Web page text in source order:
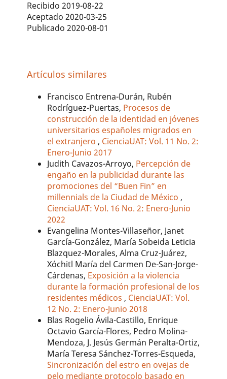
Recibido 2019-08-22
Aceptado 2020-03-25
Publicado 2020-08-01
Artículos similares
Francisco Entrena-Durán, Rubén
Rodríguez-Puertas, Procesos de
construcción de la identidad en jóvenes
universitarios españoles migrados en
el extranjero, CienciaUAT: Vol. 11 No. 2:
Enero-Junio 2017
Judith Cavazos-Arroyo, Percepción de
engaño en la publicidad durante las
promociones del “Buen Fin” en
millennials de la Ciudad de México,
CienciaUAT: Vol. 16 No. 2: Enero-Junio
2022
Evangelina Montes-Villaseñor, Janet
García-González, María Sobeida Leticia
Blazquez-Morales, Alma Cruz-Juárez,
Xóchitl María del Carmen De-San-Jorge-
Cárdenas, Exposición a la violencia
durante la formación profesional de los
residentes médicos, CienciaUAT: Vol.
12 No. 2: Enero-Junio 2018
Blas Rogelio Ávila-Castillo, Enrique
Octavio García-Flores, Pedro Molina-
Mendoza, J. Jesús Germán Peralta-Ortiz,
María Teresa Sánchez-Torres-Esqueda,
Sincronización del estro en ovejas de
pelo mediante protocolo basado en